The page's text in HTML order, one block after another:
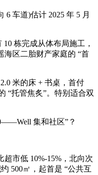
车道)估计 2025 年 5 月
栋完成从体布局施工，
海区二胎财产家庭的 “首
米的床 + 书桌，首付
“托管焦炙”。特别适合双
集和社区”？
市低 10%-15%，北向次
500㎡，起首是 “公共互